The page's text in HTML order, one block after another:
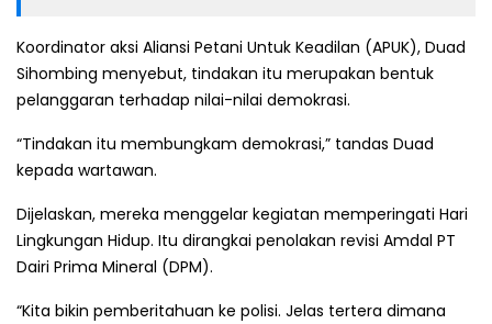
Koordinator aksi Aliansi Petani Untuk Keadilan (APUK), Duad
Sihombing menyebut, tindakan itu merupakan bentuk
pelanggaran terhadap nilai-nilai demokrasi.
“Tindakan itu membungkam demokrasi,” tandas Duad
kepada wartawan.
Dijelaskan, mereka menggelar kegiatan memperingati Hari
Lingkungan Hidup. Itu dirangkai penolakan revisi Amdal PT
Dairi Prima Mineral (DPM).
“Kita bikin pemberitahuan ke polisi. Jelas tertera dimana